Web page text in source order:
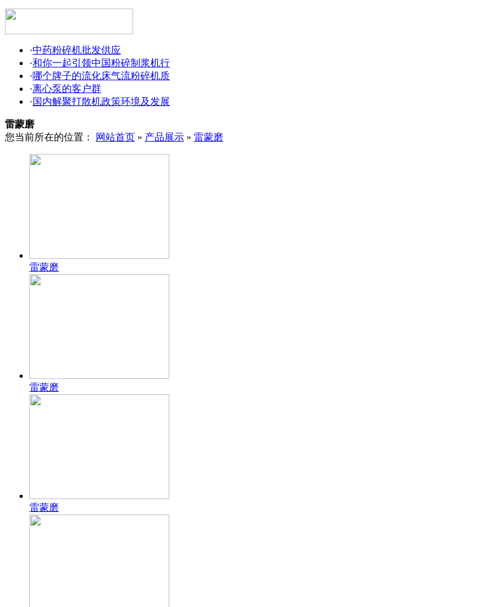
·中药粉碎机批发供应
·和你一起引领中国粉碎制浆机行
·哪个牌子的流化床气流粉碎机质
·离心泵的客户群
·国内解聚打散机政策环境及发展
雷蒙磨
您当前所在的位置：
网站首页 » 产品展示 » 雷蒙磨
雷蒙磨
雷蒙磨
雷蒙磨